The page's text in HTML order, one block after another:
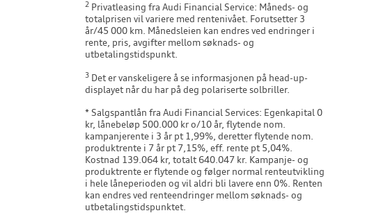
2 Privatleasing fra Audi Financial Service: Måneds- og
totalprisen vil variere med rentenivået. Forutsetter 3
år/45 000 km. Månedsleien kan endres ved endringer i
rente, pris, avgifter mellom søknads- og
utbetalingstidspunkt.
3 Det er vanskeligere å se informasjonen på head-up-
displayet når du har på deg polariserte solbriller.
* Salgspantlån fra Audi Financial Services: Egenkapital 0
kr, lånebeløp 500.000 kr o/10 år, flytende nom.
kampanjerente i 3 år pt 1,99%, deretter flytende nom.
produktrente i 7 år pt 7,15%, eff. rente pt 5,04%.
Kostnad 139.064 kr, totalt 640.047 kr. Kampanje- og
produktrente er flytende og følger normal renteutvikling
i hele låneperioden og vil aldri bli lavere enn 0%. Renten
kan endres ved renteendringer mellom søknads- og
utbetalingstidspunktet.